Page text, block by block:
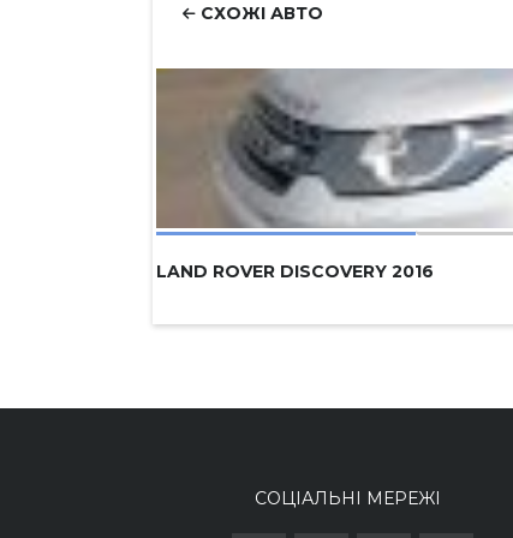
СХОЖІ АВТО
LAND ROVER DISCOVERY 2016
СОЦІАЛЬНІ МЕРЕЖІ